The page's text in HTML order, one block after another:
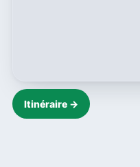
Itinéraire →